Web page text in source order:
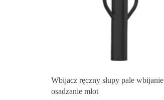
Wbijacz ręczny słupy pale wbijanie
osadzanie młot